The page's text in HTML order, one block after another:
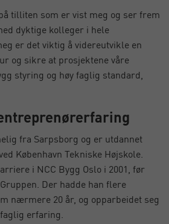
tilliten som er vist meg og ser frem
dyktige kolleger i hele
er det viktig å videreutvikle en
og sikre at prosjektene våre
styring og høy faglig standard,
fra Sarpsborg og er utdannet
København Tekniske Højskole.
i NCC Bygg Oslo i 2001, før
Der hadde han flere
nærmere 20 år, og opparbeidet seg
erfaring.